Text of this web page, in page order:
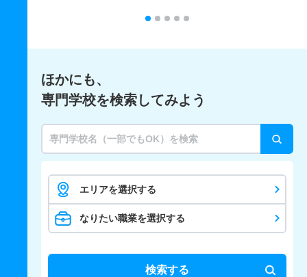
ほかにも、
専門学校を検索してみよう
エリアを選択する
なりたい職業を選択する
検索する